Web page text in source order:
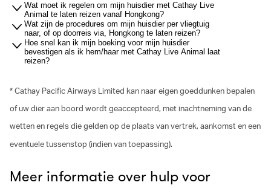
Wat moet ik regelen om mijn huisdier met Cathay Live
Animal te laten reizen vanaf Hongkong?
Wat zijn de procedures om mijn huisdier per vliegtuig
naar, of op doorreis via, Hongkong te laten reizen?
Hoe snel kan ik mijn boeking voor mijn huisdier
bevestigen als ik hem/haar met Cathay Live Animal laat
reizen?
* Cathay Pacific Airways Limited kan naar eigen goeddunken bepalen
of uw dier aan boord wordt geaccepteerd, met inachtneming van de
wetten en regels die gelden op de plaats van vertrek, aankomst en een
eventuele tussenstop (indien van toepassing).
Meer informatie over hulp voor